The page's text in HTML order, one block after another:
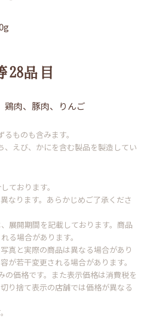
28品目
鶏肉、豚肉、りんご
ものも含みます。
えび、かにを含む製品を製造してい
ております。
なります。あらかじめご了承くださ
展開期間を記載しております。商品
る場合があります。
真と実際の商品は異なる場合があり
が若干変更される場合があります。
価格です。また表示価格は消費税を
り捨て表示の店舗では価格が異なる